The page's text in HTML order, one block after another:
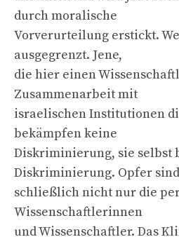
durch moralische
Vorverurteilung erstickt.
ausgegrenzt. Jene,
die hier einen
Zusammenarbeit mit
israelischen Institutionen
bekämpfen keine
Diskriminierung, sie selbst
Diskriminierung. Opfer sind
schließlich nicht nur die
Wissenschaftlerinnen
und Wissenschaftler. Das